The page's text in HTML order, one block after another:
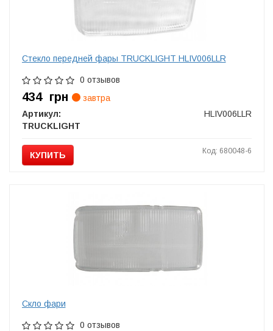
Стекло передней фары TRUCKLIGHT HLIV006LLR
0 отзывов
434 грн
завтра
Артикул:
HLIV006LLR
TRUCKLIGHT
КУПИТЬ Код: 680048-6
Скло фари
0 отзывов